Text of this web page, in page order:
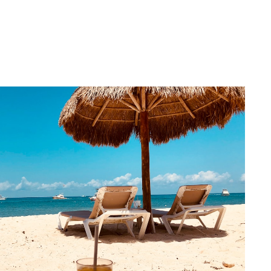
eine Partner-Provision.